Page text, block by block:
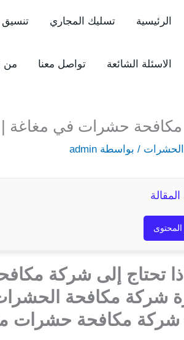
الرئيسية تسليك المجاري
الاسئلة الشائعة تواصل معنا من
حشرات في مغاغة | اتصل
/ بواسطة admin
المحتوى
شركة مكافحة حشرات